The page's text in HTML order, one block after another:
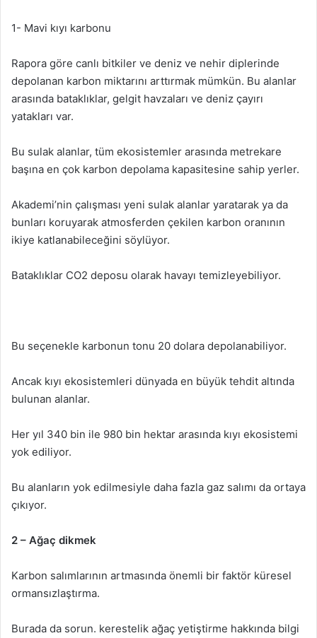
1- Mavi kıyı karbonu
Rapora göre canlı bitkiler ve deniz ve nehir diplerinde
depolanan karbon miktarını arttırmak mümkün. Bu alanlar
arasında bataklıklar, gelgit havzaları ve deniz çayırı
yatakları var.
Bu sulak alanlar, tüm ekosistemler arasında metrekare
başına en çok karbon depolama kapasitesine sahip yerler.
Akademi’nin çalışması yeni sulak alanlar yaratarak ya da
bunları koruyarak atmosferden çekilen karbon oranının
ikiye katlanabileceğini söylüyor.
Bataklıklar CO2 deposu olarak havayı temizleyebiliyor.
Bu seçenekle karbonun tonu 20 dolara depolanabiliyor.
Ancak kıyı ekosistemleri dünyada en büyük tehdit altında
bulunan alanlar.
Her yıl 340 bin ile 980 bin hektar arasında kıyı ekosistemi
yok ediliyor.
Bu alanların yok edilmesiyle daha fazla gaz salımı da ortaya
çıkıyor.
2 – Ağaç dikmek
Karbon salımlarının artmasında önemli bir faktör küresel
ormansızlaştırma.
Burada da sorun. kerestelik ağaç yetiştirme hakkında bilgi